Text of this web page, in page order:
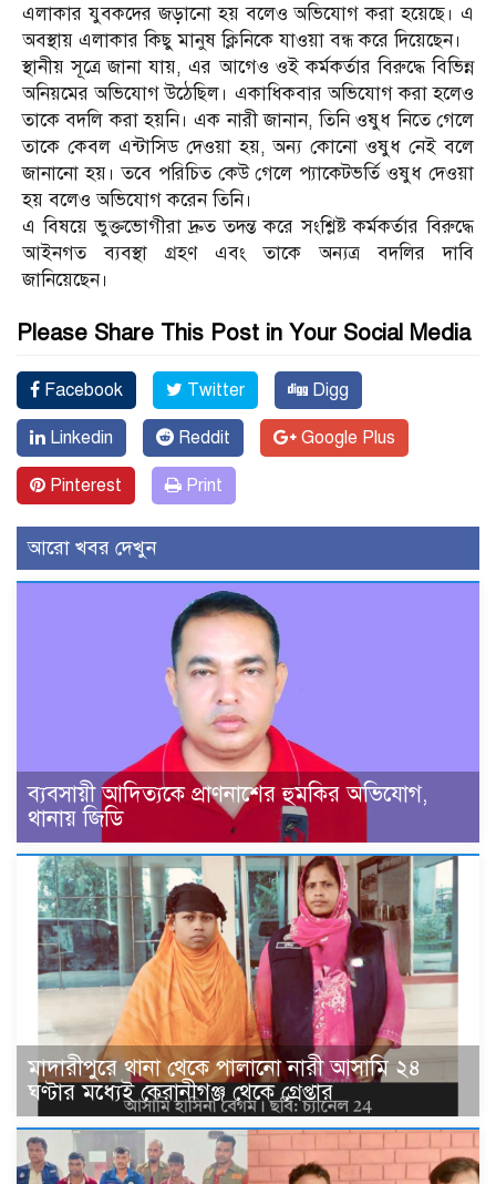
এলাকার যুবকদের জড়ানো হয় বলেও অভিযোগ করা হয়েছে। এ
অবস্থায় এলাকার কিছু মানুষ ক্লিনিকে যাওয়া বন্ধ করে দিয়েছেন।
স্থানীয় সূত্রে জানা যায়, এর আগেও ওই কর্মকর্তার বিরুদ্ধে বিভিন্ন
অনিয়মের অভিযোগ উঠেছিল। একাধিকবার অভিযোগ করা হলেও
তাকে বদলি করা হয়নি। এক নারী জানান, তিনি ওষুধ নিতে গেলে
তাকে কেবল এন্টাসিড দেওয়া হয়, অন্য কোনো ওষুধ নেই বলে
জানানো হয়। তবে পরিচিত কেউ গেলে প্যাকেটভর্তি ওষুধ দেওয়া
হয় বলেও অভিযোগ করেন তিনি।
এ বিষয়ে ভুক্তভোগীরা দ্রুত তদন্ত করে সংশ্লিষ্ট কর্মকর্তার বিরুদ্ধে
আইনগত ব্যবস্থা গ্রহণ এবং তাকে অন্যত্র বদলির দাবি
জানিয়েছেন।
Please Share This Post in Your Social Media
Facebook Twitter Digg
Linkedin Reddit Google Plus
Pinterest Print
আরো খবর দেখুন
ব্যবসায়ী আদিত্যকে প্রাণনাশের হুমকির অভিযোগ,
থানায় জিডি
মাদারীপুরে থানা থেকে পালানো নারী আসামি ২৪
ঘণ্টার মধ্যেই কেরানীগঞ্জ থেকে গ্রেপ্তার